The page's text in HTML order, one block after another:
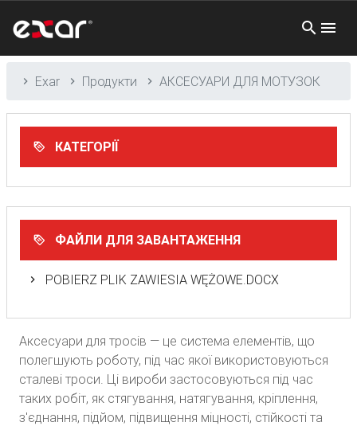
Exar Продукти АКСЕСУАРИ ДЛЯ МОТУЗОК
КАТЕГОРІЇ
ФАЙЛИ ДЛЯ ЗАВАНТАЖЕННЯ
POBIERZ PLIK ZAWIESIA WĘŻOWE.DOCX
Аксесуари для тросів — це система елементів, що
полегшують роботу, під час якої використовуються
сталеві троси. Ці вироби застосовуються під час
таких робіт, як стягування, натягування, кріплення,
з'єднання, підйом, підвищення міцності, стійкості та